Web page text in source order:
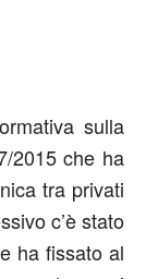
sulla
2015 che ha
tra privati
c’è stato
ha fissato al